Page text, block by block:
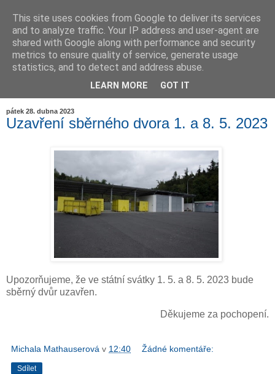
pátek 28. dubna 2023
Uzavření sběrného dvora 1. a 8. 5. 2023
Upozorňujeme, že ve státní svátky 1. 5. a 8. 5. 2023 bude
sběrný dvůr uzavřen.
Děkujeme za pochopení.
Michala Mathauserová v 12:40 Žádné komentáře:
Sdílet
This site uses cookies from Google to deliver its services
and to analyze traffic. Your IP address and user-agent are
shared with Google along with performance and security
metrics to ensure quality of service, generate usage
statistics, and to detect and address abuse.
LEARN MORE GOT IT